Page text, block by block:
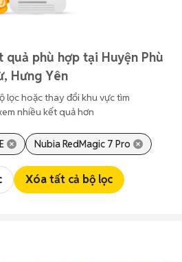
quả phù hợp tại Huyện Phù
Hưng Yên
lọc hoặc thay đổi khu vực tìm
nhiều kết quả hơn
Nubia RedMagic 7 Pro
Xóa tất cả bộ lọc